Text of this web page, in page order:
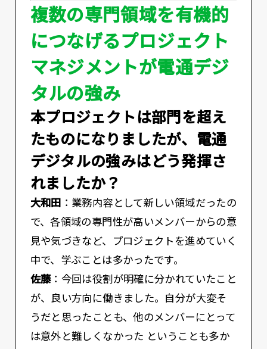
複数の専門領域を有機的
につなげるプロジェクト
マネジメントが電通デジ
タルの強み
――本プロジェクトは部門を超え
たものになりましたが、電通
デジタルの強みはどう発揮さ
れましたか？
大和田 ：業務内容として新しい領域だったの
で、各領域の専門性が高いメンバーからの意
見や気づきなど、プロジェクトを進めていく
中で、学ぶことは多かったです。
佐藤：今回は役割が明確に分かれていたこと
が、良い方向に働きました。自分が大変そ
うだと思ったことも、他のメンバーにとって
は意外と難しくなかった ということも多か